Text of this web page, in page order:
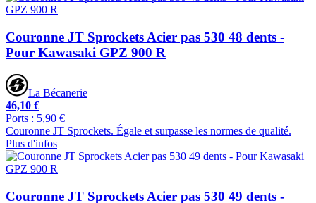
Couronne JT Sprockets Acier pas 530 48 dents -
Pour Kawasaki GPZ 900 R
La Bécanerie
46,10 €
Ports : 5,90 €
Couronne JT Sprockets. Égale et surpasse les normes de qualité.
Plus d'infos
Couronne JT Sprockets Acier pas 530 49 dents -